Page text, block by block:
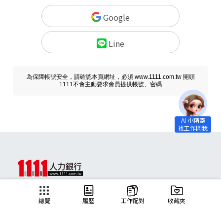
Google
Line
為保障帳號安全，請確認本頁網址，必須 www.1111.com.tw 開頭
1111不會主動要求會員提供帳號、密碼
總覽 履歷 工作配對 收藏夾